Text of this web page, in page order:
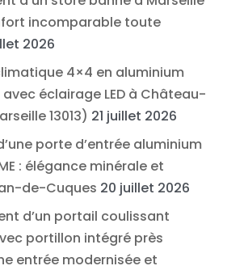
incomparable toute
2026
4×4 en aluminium
avec éclairage LED à Château-
13013) 21 juillet 2026
porte d’entrée aluminium
: élégance minérale et
de-Cuques 20 juillet 2026
d’un portail coulissant
portillon intégré près
entrée modernisée et